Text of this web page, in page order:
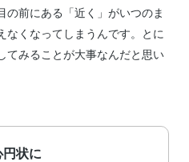
の前にある「近く」がいつのま
なくなってしまうんです。とに
てみることが大事なんだと思い
円状に